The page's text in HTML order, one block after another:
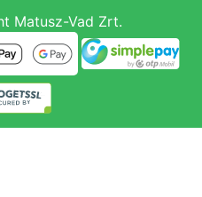
Matusz-Vad Zrt.